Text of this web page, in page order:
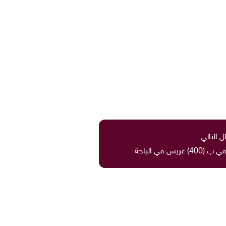
التالي:
في الباحة